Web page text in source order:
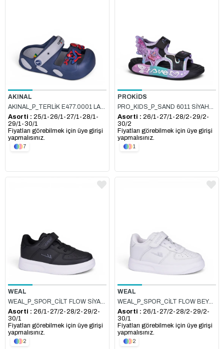
AKINAL
Asorti : 25/1-26/1-27/1-28/1-
29/1-30/1
Fiyatları görebilmek için üye girişi
yapmalısınız.
7
PROKİDS
Asorti : 26/1-27/1-28/2-29/2-
30/2
Fiyatları görebilmek için üye girişi
yapmalısınız.
1
WEAL
Asorti : 26/1-27/2-28/2-29/2-
30/1
Fiyatları görebilmek için üye girişi
yapmalısınız.
2
WEAL
WEAL_P_SPOR_CİLT FLOW BEYAZ_BEYAZ
Asorti : 26/1-27/2-28/2-29/2-
30/1
Fiyatları görebilmek için üye girişi
yapmalısınız.
2